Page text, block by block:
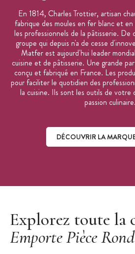
En 1814, Charles Trottier, artisan
fabrique des moules en fer blanc et
les professionnels de la pâtisserie.
groupe qui depuis n'a de cesse
Matfer est aujourd'hui leader
cuisine et de pâtisserie. Une grande
conçu et fabriqué en France. Les
pour faciliter le quotidien des
la cuisine. Ils sont les outils de
passion culinaire.
DÉCOUVRIR LA
Explorez toute la
Emporte Pièce Rond